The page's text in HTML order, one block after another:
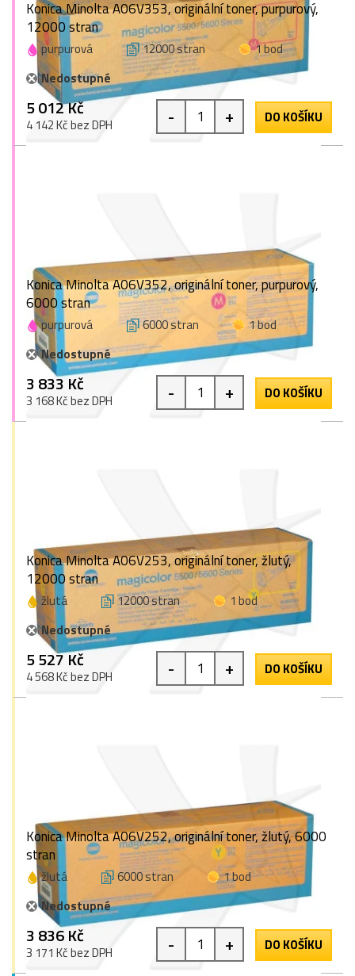
Konica Minolta A06V353, originální toner, purpurový,
12000 stran
purpurová 12000 stran
1 bod
Nedostupné
5 012 Kč
4 142 Kč bez DPH - + DO KOŠÍKU
Konica Minolta A06V352, originální toner, purpurový,
6000 stran
purpurová 6000 stran
1 bod
Nedostupné
3 833 Kč
3 168 Kč bez DPH - + DO KOŠÍKU
Konica Minolta A06V253, originální toner, žlutý,
12000 stran
žlutá 12000 stran
1 bod
Nedostupné
5 527 Kč
4 568 Kč bez DPH - + DO KOŠÍKU
Konica Minolta A06V252, originální toner, žlutý, 6000
stran
žlutá 6000 stran
1 bod
Nedostupné
3 836 Kč
3 171 Kč bez DPH - + DO KOŠÍKU